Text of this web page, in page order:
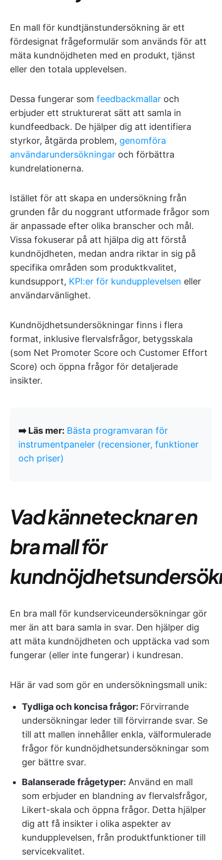
En mall för kundtjänstundersökning är ett
fördesignat frågeformulär som används för att
mäta kundnöjdheten med en produkt, tjänst
eller den totala upplevelsen.
Dessa fungerar som feedbackmallar och
erbjuder ett strukturerat sätt att samla in
kundfeedback. De hjälper dig att identifiera
styrkor, åtgärda problem, genomföra
användarundersökningar och förbättra
kundrelationerna.
Istället för att skapa en undersökning från
grunden får du noggrant utformade frågor som
är anpassade efter olika branscher och mål.
Vissa fokuserar på att hjälpa dig att förstå
kundnöjdheten, medan andra riktar in sig på
specifika områden som produktkvalitet,
kundsupport, KPI:er för kundupplevelsen eller
användarvänlighet.
Kundnöjdhetsundersökningar finns i flera
format, inklusive flervalsfrågor, betygsskala
(som Net Promoter Score och Customer Effort
Score) och öppna frågor för detaljerade
insikter.
➡️ Läs mer: Bästa programvaran för
instrumentpaneler (recensioner, funktioner
och priser)
Vad kännetecknar en
bra mall för
En bra mall för kundserviceundersökningar gör
mer än att bara samla in svar. Den hjälper dig
att mäta kundnöjdheten och upptäcka vad som
fungerar (eller inte fungerar) i kundresan.
Här är vad som gör en undersökningsmall unik:
Tydliga och koncisa frågor: Förvirrande
undersökningar leder till förvirrande svar. Se
till att mallen innehåller enkla, välformulerade
frågor för kundnöjdhetsundersökningar som
ger bättre svar.
Balanserade frågetyper: Använd en mall
som erbjuder en blandning av flervalsfrågor,
Likert-skala och öppna frågor. Detta hjälper
dig att få insikter i olika aspekter av
kundupplevelsen, från produktfunktioner till
servicekvalitet.